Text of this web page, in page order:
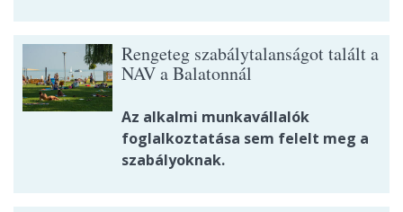
Rengeteg szabálytalanságot talált a
NAV a Balatonnál
Az alkalmi munkavállalók
foglalkoztatása sem felelt meg a
szabályoknak.